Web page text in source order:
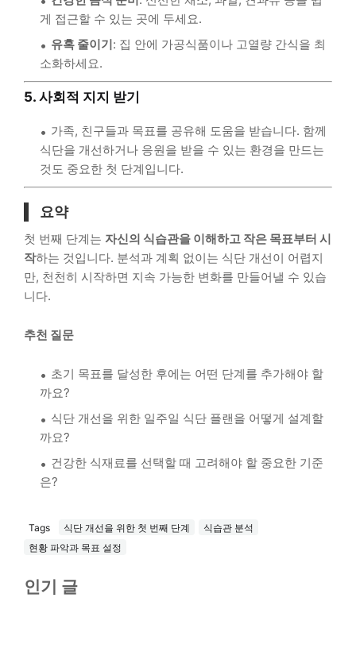
게 접근할 수 있는 곳에 두세요.
유혹 줄이기: 집 안에 가공식품이나 고열량 간식을 최
소화하세요.
5. 사회적 지지 받기
가족, 친구들과 목표를 공유해 도움을 받습니다. 함께
식단을 개선하거나 응원을 받을 수 있는 환경을 만드는
것도 중요한 첫 단계입니다.
요약
첫 번째 단계는 자신의 식습관을 이해하고 작은 목표부터 시
작하는 것입니다. 분석과 계획 없이는 식단 개선이 어렵지
만, 천천히 시작하면 지속 가능한 변화를 만들어낼 수 있습
니다.
추천 질문
초기 목표를 달성한 후에는 어떤 단계를 추가해야 할
까요?
식단 개선을 위한 일주일 식단 플랜을 어떻게 설계할
까요?
건강한 식재료를 선택할 때 고려해야 할 중요한 기준
은?
Tags 식단 개선을 위한 첫 번째 단계
식습관 분석
현황 파악과 목표 설정
인기 글